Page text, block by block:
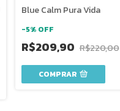
Blue Calm Pura Vida
-5% OFF
R$209,90 R$220,00
COMPRAR